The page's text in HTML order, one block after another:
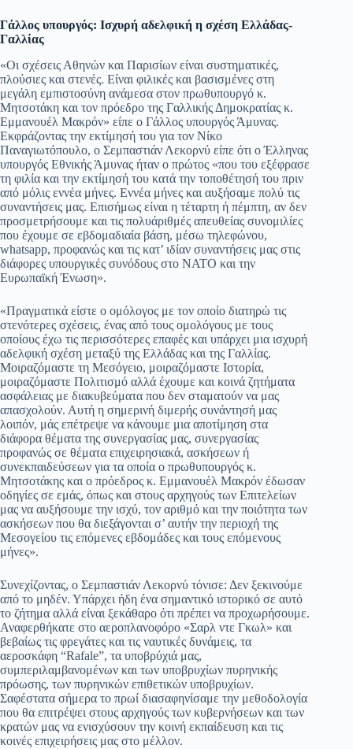
Γάλλος υπουργός: Ισχυρή αδελφική η σχέση Ελλάδας-
Γαλλίας
«Οι σχέσεις Αθηνών και Παρισίων είναι συστηματικές,
πλούσιες και στενές. Είναι φιλικές και βασισμένες στη
μεγάλη εμπιστοσύνη ανάμεσα στον πρωθυπουργό κ.
Μητσοτάκη και τον πρόεδρο της Γαλλικής Δημοκρατίας κ.
Εμμανουέλ Μακρόν» είπε ο Γάλλος υπουργός Άμυνας.
Εκφράζοντας την εκτίμησή του για τον Νίκο
Παναγιωτόπουλο, ο Σεμπαστιάν Λεκορνύ είπε ότι ο Έλληνας
υπουργός Εθνικής Άμυνας ήταν ο πρώτος «που του εξέφρασε
τη φιλία και την εκτίμησή του κατά την τοποθέτησή του πριν
από μόλις εννέα μήνες. Εννέα μήνες και αυξήσαμε πολύ τις
συναντήσεις μας. Επισήμως είναι η τέταρτη ή πέμπτη, αν δεν
προσμετρήσουμε και τις πολυάριθμές απευθείας συνομιλίες
που έχουμε σε εβδομαδιαία βάση, μέσω τηλεφώνου,
whatsapp, προφανώς και τις κατ’ ιδίαν συναντήσεις μας στις
διάφορες υπουργικές συνόδους στο ΝΑΤΟ και την
Ευρωπαϊκή Ένωση».
«Πραγματικά είστε ο ομόλογος με τον οποίο διατηρώ τις
στενότερες σχέσεις, ένας από τους ομολόγους με τους
οποίους έχω τις περισσότερες επαφές και υπάρχει μια ισχυρή
αδελφική σχέση μεταξύ της Ελλάδας και της Γαλλίας.
Μοιραζόμαστε τη Μεσόγειο, μοιραζόμαστε Ιστορία,
μοιραζόμαστε Πολιτισμό αλλά έχουμε και κοινά ζητήματα
ασφάλειας με διακυβεύματα που δεν σταματούν να μας
απασχολούν. Αυτή η σημερινή διμερής συνάντησή μας
λοιπόν, μάς επέτρεψε να κάνουμε μια αποτίμηση στα
διάφορα θέματα της συνεργασίας μας, συνεργασίας
προφανώς σε θέματα επιχειρησιακά, ασκήσεων ή
συνεκπαιδεύσεων για τα οποία ο πρωθυπουργός κ.
Μητσοτάκης και ο πρόεδρος κ. Εμμανουέλ Μακρόν έδωσαν
οδηγίες σε εμάς, όπως και στους αρχηγούς των Επιτελείων
μας να αυξήσουμε την ισχύ, τον αριθμό και την ποιότητα των
ασκήσεων που θα διεξάγονται σ’ αυτήν την περιοχή της
Μεσογείου τις επόμενες εβδομάδες και τους επόμενους
μήνες».
Συνεχίζοντας, ο Σεμπαστιάν Λεκορνύ τόνισε: Δεν ξεκινούμε
από το μηδέν. Υπάρχει ήδη ένα σημαντικό ιστορικό σε αυτό
το ζήτημα αλλά είναι ξεκάθαρο ότι πρέπει να προχωρήσουμε.
Αναφερθήκατε στο αεροπλανοφόρο «Σαρλ ντε Γκωλ» και
βεβαίως τις φρεγάτες και τις ναυτικές δυνάμεις, τα
αεροσκάφη “Rafale”, τα υποβρύχιά μας,
συμπεριλαμβανομένων και των υποβρυχίων πυρηνικής
πρόωσης, των πυρηνικών επιθετικών υποβρυχίων.
Σαφέστατα σήμερα το πρωί διασαφηνίσαμε την μεθοδολογία
που θα επιτρέψει στους αρχηγούς των κυβερνήσεων και των
κρατών μας να ενισχύσουν την κοινή εκπαίδευση και τις
κοινές επιχειρήσεις μας στο μέλλον.